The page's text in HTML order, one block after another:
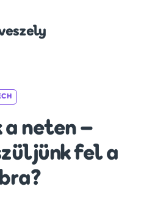
Categories
a neten –
fel a